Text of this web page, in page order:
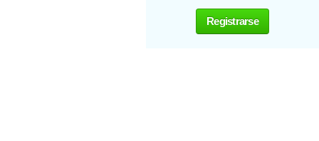
Registrarse